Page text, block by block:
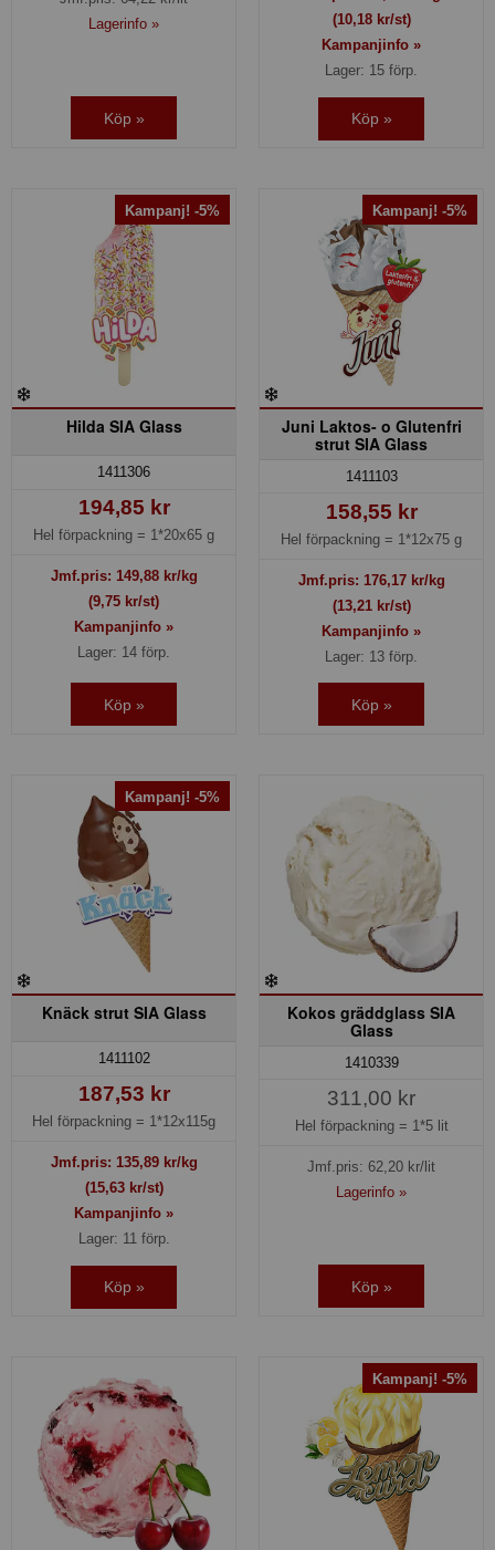
Lagerinfo »
Köp »
(10,18 kr/st)
Kampanjinfo »
Lager: 15 förp.
Köp »
Kampanj! -5%
Hilda SIA Glass
1411306
194,85 kr
Hel förpackning = 1*20x65 g
Jmf.pris: 149,88kr/kg
(9,75 kr/st)
Kampanjinfo »
Lager: 14 förp.
Köp »
Kampanj! -5%
Juni Laktos- o Glutenfri
strut SIA Glass
1411103
158,55 kr
Hel förpackning = 1*12x75 g
Jmf.pris: 176,17kr/kg
(13,21 kr/st)
Kampanjinfo »
Lager: 13 förp.
Köp »
Kampanj! -5%
Knäck strut SIA Glass
1411102
187,53 kr
Hel förpackning = 1*12x115g
Jmf.pris: 135,89kr/kg
(15,63 kr/st)
Kampanjinfo »
Lager: 11 förp.
Köp »
Kokos gräddglass SIA
Glass
1410339
311,00 kr
Hel förpackning = 1*5 lit
Jmf.pris: 62,20 kr/lit
Lagerinfo »
Köp »
Kampanj! -5%